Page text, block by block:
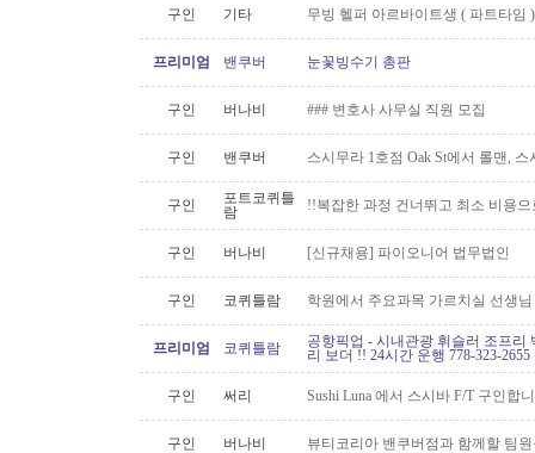
구인 기타 무빙 헬퍼 아르바이트생 ( 파트타임
프리미엄 밴쿠버 눈꽃빙수기 총판
구인 버나비 ### 변호사 사무실 직원 모집
구인 밴쿠버 스시무라 1호점 Oak St에서 롤맨,
구인
포트코퀴틀
람
!!복잡한 과정 건너뛰고 최소 비용
구인 버나비 [신규채용] 파이오니어 법무법인
구인 코퀴틀람 학원에서 주요과목 가르치실 선생
프리미엄 코퀴틀람
공항픽업 - 시내관광 휘슬러 조프
리 보더 !! 24시간 운행 778-323-2655
구인 써리 Sushi Luna 에서 스시바 F/T 구인합
구인 버나비 뷰티코리아 밴쿠버점과 함께할 팀